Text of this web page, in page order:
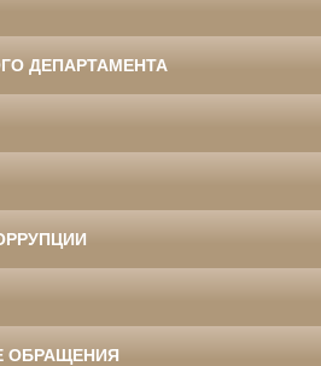
ДЕПАРТАМЕНТА
ОБРАЩЕНИЯ